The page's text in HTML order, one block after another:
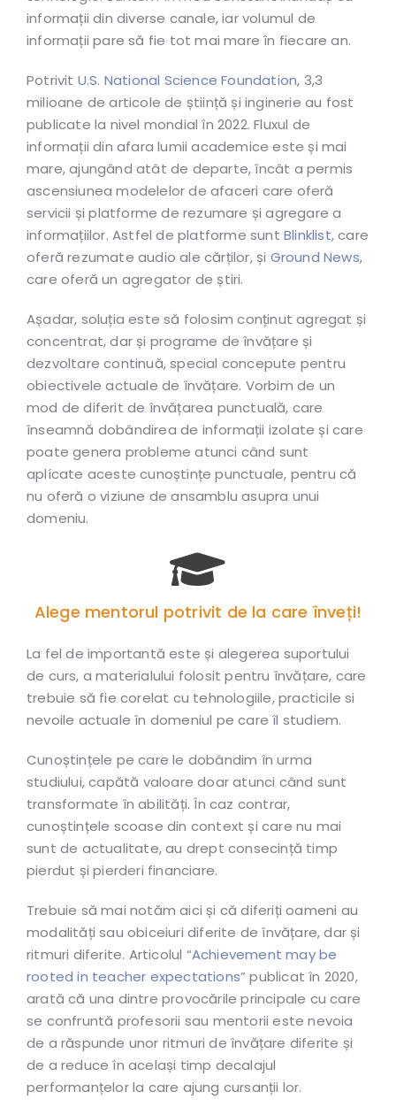
informații din diverse canale, iar volumul de
informații pare să fie tot mai mare în fiecare an.
Potrivit U.S. National Science Foundation, 3,3
milioane de articole de știință și inginerie au fost
publicate la nivel mondial în 2022. Fluxul de
informații din afara lumii academice este și mai
mare, ajungând atât de departe, încât a permis
ascensiunea modelelor de afaceri care oferă
servicii și platforme de rezumare și agregare a
informațiilor. Astfel de platforme sunt Blinklist, care
oferă rezumate audio ale cărților, și Ground News,
care oferă un agregator de știri.
Așadar, soluția este să folosim conținut agregat și
concentrat, dar și programe de învățare și
dezvoltare continuă, special concepute pentru
obiectivele actuale de învățare. Vorbim de un
mod de diferit de învățarea punctuală, care
înseamnă dobândirea de informații izolate și care
poate genera probleme atunci când sunt
aplícate aceste cunoștințe punctuale, pentru că
nu oferă o viziune de ansamblu asupra unui
domeniu.
Alege mentorul potrivit de la care înveți!
La fel de importantă este și alegerea suportului
de curs, a materialului folosit pentru învățare, care
trebuie să fie corelat cu tehnologiile, practicile si
nevoile actuale în domeniul pe care îl studiem.
Cunoștințele pe care le dobândim în urma
studiului, capătă valoare doar atunci când sunt
transformate în abilități. În caz contrar,
cunoștințele scoase din context și care nu mai
sunt de actualitate, au drept consecință timp
pierdut și pierderi financiare.
Trebuie să mai notăm aici și că diferiți oameni au
modalități sau obiceiuri diferite de învățare, dar și
ritmuri diferite. Articolul “Achievement may be
rooted in teacher expectations” publicat în 2020,
arată că una dintre provocările principale cu care
se confruntă profesorii sau mentorii este nevoia
de a răspunde unor ritmuri de învățare diferite și
de a reduce în același timp decalajul
performanțelor la care ajung cursanții lor.